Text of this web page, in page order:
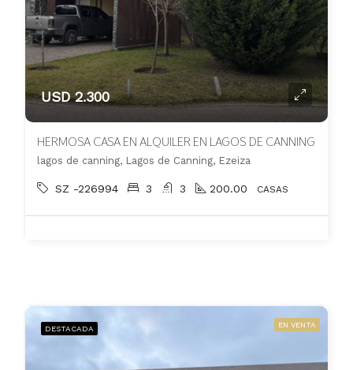
USD 2.300
HERMOSA CASA EN ALQUILER EN LAGOS DE CANNING
lagos de canning, Lagos de Canning, Ezeiza
SZ -226994 3 3 200.00 CASAS
DESTACADA EN VENTA